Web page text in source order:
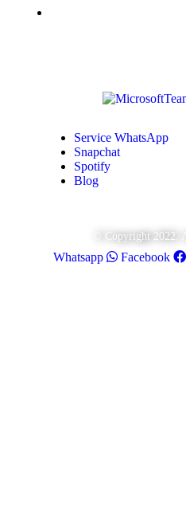
Service WhatsApp
Snapchat
Spotify
Blog
© Copyright 2022.
Whatsapp Facebook